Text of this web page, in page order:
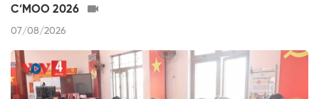
C’MOO 2026
07/08/2026